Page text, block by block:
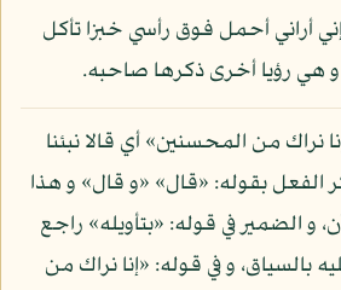
أراني أحمل فوق رأسي خبزا تأكل
هي رؤيا أخرى ذكرها صاحبه.
نراك من المحسنين» أي قالا نبئنا
الفعل بقوله: «قال» «و قال» و هذا
و الضمير في قوله: «بتأويله» راجع
بالسياق، و في قوله: «إنا نراك من